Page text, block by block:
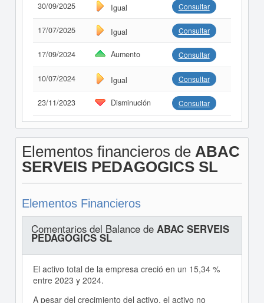
30/09/2025 Igual Consultar
17/07/2025 Igual Consultar
17/09/2024 Aumento Consultar
10/07/2024 Igual Consultar
23/11/2023 Disminución Consultar
Elementos financieros de ABAC
SERVEIS PEDAGOGICS SL
Elementos Financieros
Comentarios del Balance de ABAC SERVEIS
PEDAGOGICS SL
El activo total de la empresa creció en un 15,34 %
entre 2023 y 2024.
A pesar del crecimiento del activo, el activo no